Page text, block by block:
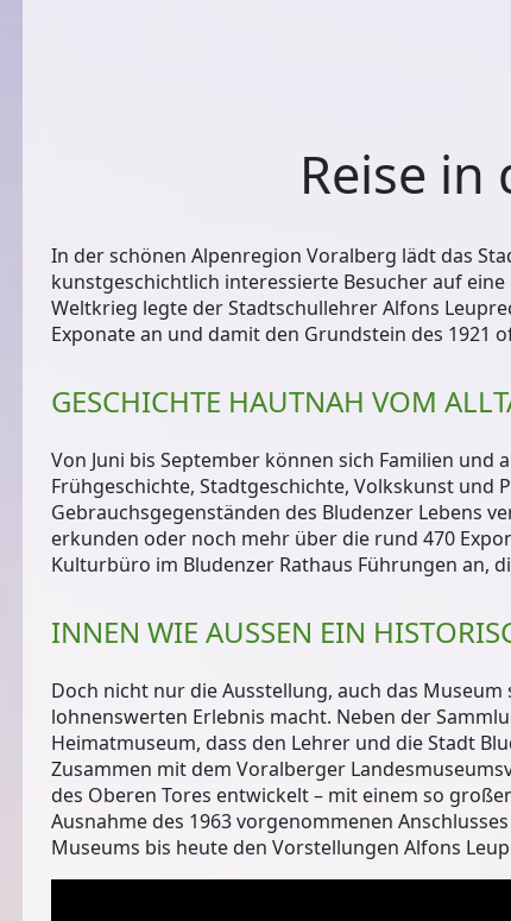
Reise
In der schönen Alpenregion Voralberg lädt das
kunstgeschichtlich interessierte Besucher auf
Weltkrieg legte der Stadtschullehrer Alfons
Exponate an und damit den Grundstein des 1921
GESCHICHTE HAUTNAH VOM
Von Juni bis September können sich Familien
Frühgeschichte, Stadtgeschichte, Volkskunst
Gebrauchsgegenständen des Bludenzer Lebens
erkunden oder noch mehr über die rund 470
Kulturbüro im Bludenzer Rathaus Führungen an,
INNEN WIE AUSSEN EIN
Doch nicht nur die Ausstellung, auch das
lohnenswerten Erlebnis macht. Neben der
Heimatmuseum, dass den Lehrer und die Stadt
Zusammen mit dem Voralberger
des Oberen Tores entwickelt – mit einem so
Ausnahme des 1963 vorgenommenen
Museums bis heute den Vorstellungen Alfons